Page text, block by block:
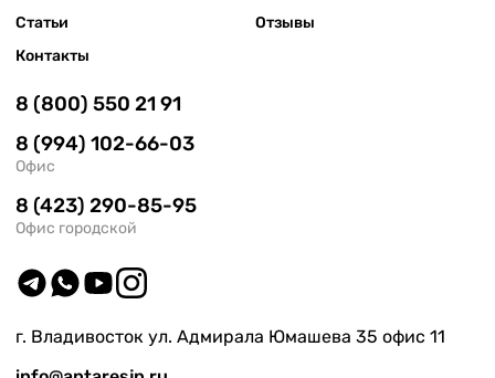
Статьи
Отзывы
Контакты
8 (800) 550 21 91
8 (994) 102-66-03
Офис
8 (423) 290-85-95
Офис городской
г. Владивосток ул. Адмирала Юмашева 35 офис 11